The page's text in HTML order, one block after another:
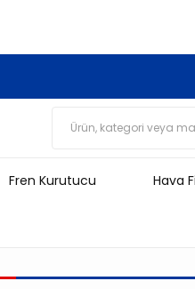
Fren Kurutucu Hava